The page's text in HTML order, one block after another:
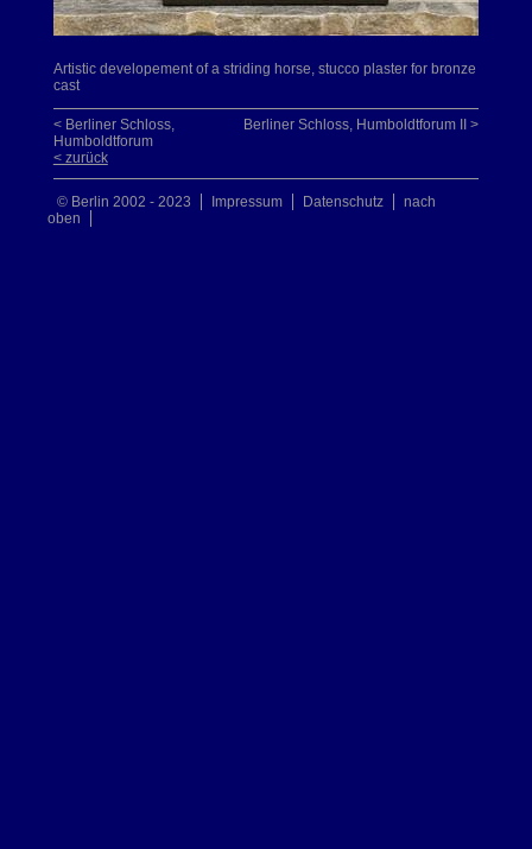
Artistic developement of a striding horse, stucco plaster for bronze
cast
Berliner Schloss, Humboldtforum II >
< Berliner Schloss,
Humboldtforum
< zurück
© Berlin 2002 - 2023 Impressum Datenschutz
nach
oben